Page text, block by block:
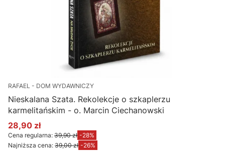
RAFAEL - DOM WYDAWNICZY
Nieskalana Szata. Rekolekcje o szkaplerzu
karmelitańskim - o. Marcin Ciechanowski
Cena promocyjna
28,90 zł
Cena regularna: 39,90 zł -28%
Najniższa cena: 39,00 zł -26%